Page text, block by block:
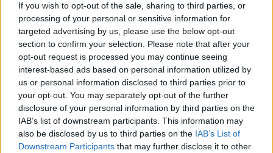
If you wish to opt-out of the sale, sharing to third parties, or
processing of your personal or sensitive information for
targeted advertising by us, please use the below opt-out
section to confirm your selection. Please note that after your
opt-out request is processed you may continue seeing
interest-based ads based on personal information utilized by
us or personal information disclosed to third parties prior to
your opt-out. You may separately opt-out of the further
disclosure of your personal information by third parties on the
IAB’s list of downstream participants. This information may
also be disclosed by us to third parties on the IAB’s List of
Downstream Participants that may further disclose it to other
Ε.Ε και παράνομη μετανάστευση: προτάσεις και δράσεις με
παρονομαστή το κοινό συμφέρον
05.08.2026 - 12:11
Αντώνης Βουκλαρής - «ΕΡΡΙΚΟΣ ΝΤΥΝΑΝ»
05.08.2026 - 11:30
Η νέα εποχή στην εκπαίδευση των ασφαλιστικών
διαμεσολαβητών